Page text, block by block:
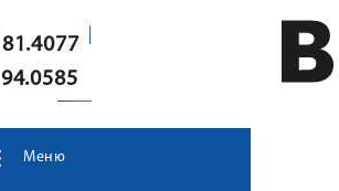
81.4077
94.0585
Меню